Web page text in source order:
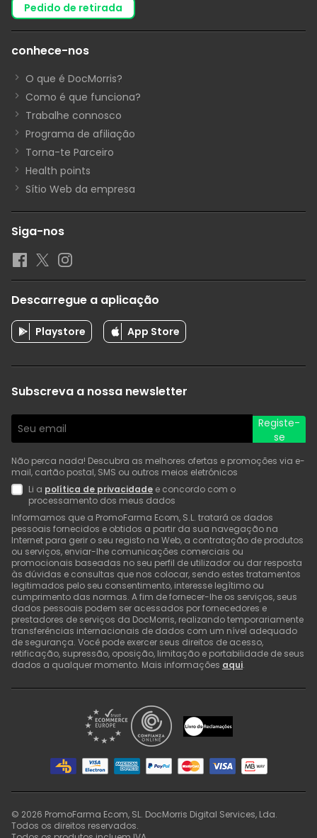
pedido de retirada
conhece-nos
O que é DocMorris?
Como é que funciona?
Trabalhe connosco
Programa de afiliação
Torna-te Parceiro
Health points
Sítio Web da empresa
Siga-nos
Descarregue a aplicação
Playstore App Store
Subscreva a nossa newsletter
Registe-
se
Não perca nada! Descubra as melhores ofertas e promoções via e-
mail, cartão postal, SMS ou outros meios eletrónicos
Li a política de privacidade e concordo com o
processamento dos meus dados
Informamos que a PromoFarma Ecom, S.L. tratará os dados
pessoais fornecidos e obtidos a partir da sua navegação na
Internet para gerir o seu registo na Web, a contratação de produtos
ou serviços, enviar-lhe comunicações comerciais ou
promocionais baseadas no seu perfil de utilizador ou dar resposta
às dúvidas e consultas que nos colocar, sendo estes tratamentos
legitimados pelo seu consentimento, interesse legítimo ou
cumprimento das normas. A fim de fornecer-lhe os serviços, seus
dados pessoais podem ser acessados por fornecedores e
prestadores de serviços da DocMorris, realizando temporariamente
transferências internacionais de dados com um nível adequado
de segurança. Você pode exercer seus direitos de acesso,
retificação, supressão, oposição, limitação e portabilidade de seus
dados a qualquer momento. Mais informações aqui.
© 2026 PromoFarma Ecom, SL. DocMorris Digital Services, Lda.
Todos os direitos reservados.